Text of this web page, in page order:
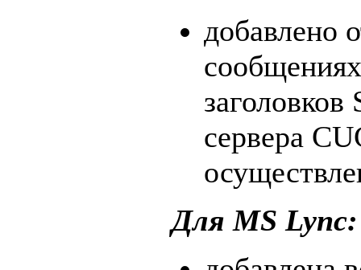
добавлено
сервера
Для MS Lync: